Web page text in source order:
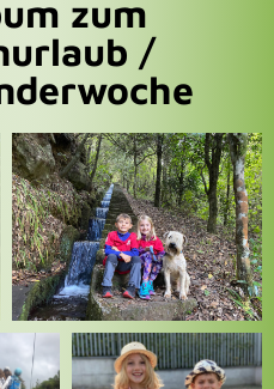
zum
/